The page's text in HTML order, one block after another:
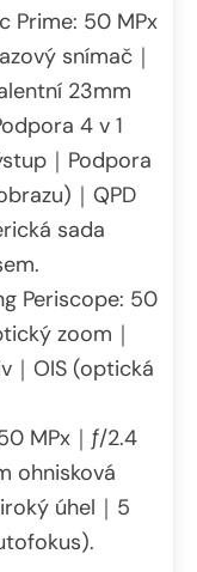
Prime: 50 MPx
snímač｜
23mm
4 v 1
｜Podpora
｜QPD
sada
Periscope: 50
zoom｜
OIS (optická
MPx｜ƒ/2.4
ohnisková
úhel｜5